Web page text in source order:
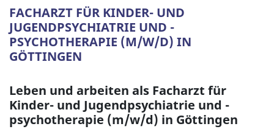
FACHARZT FÜR KINDER- UND
JUGENDPSYCHIATRIE UND -
PSYCHOTHERAPIE (M/W/D) IN
GÖTTINGEN
Leben und arbeiten als Facharzt für
Kinder- und Jugendpsychiatrie und -
psychotherapie (m/w/d) in Göttingen